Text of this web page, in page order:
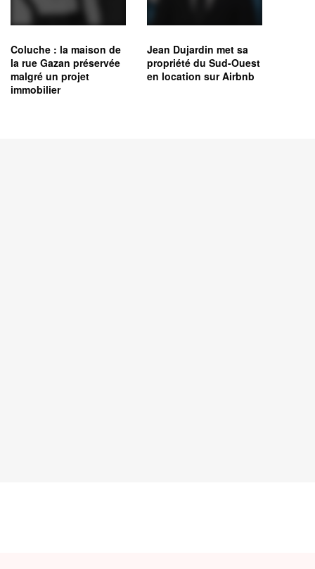
Coluche : la maison de
la rue Gazan préservée
malgré un projet
immobilier
Jean Dujardin met sa
propriété du Sud-Ouest
en location sur Airbnb